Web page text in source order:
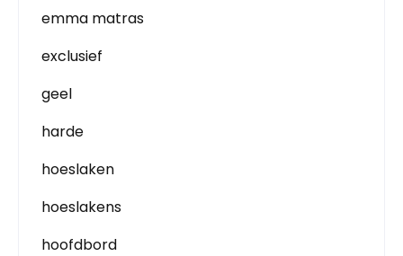
emma matras
exclusief
geel
harde
hoeslaken
hoeslakens
hoofdbord